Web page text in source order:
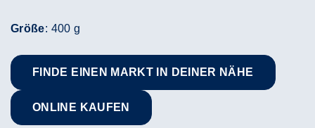
Größe: 400 g
FINDE EINEN MARKT IN DEINER NÄHE
ONLINE KAUFEN